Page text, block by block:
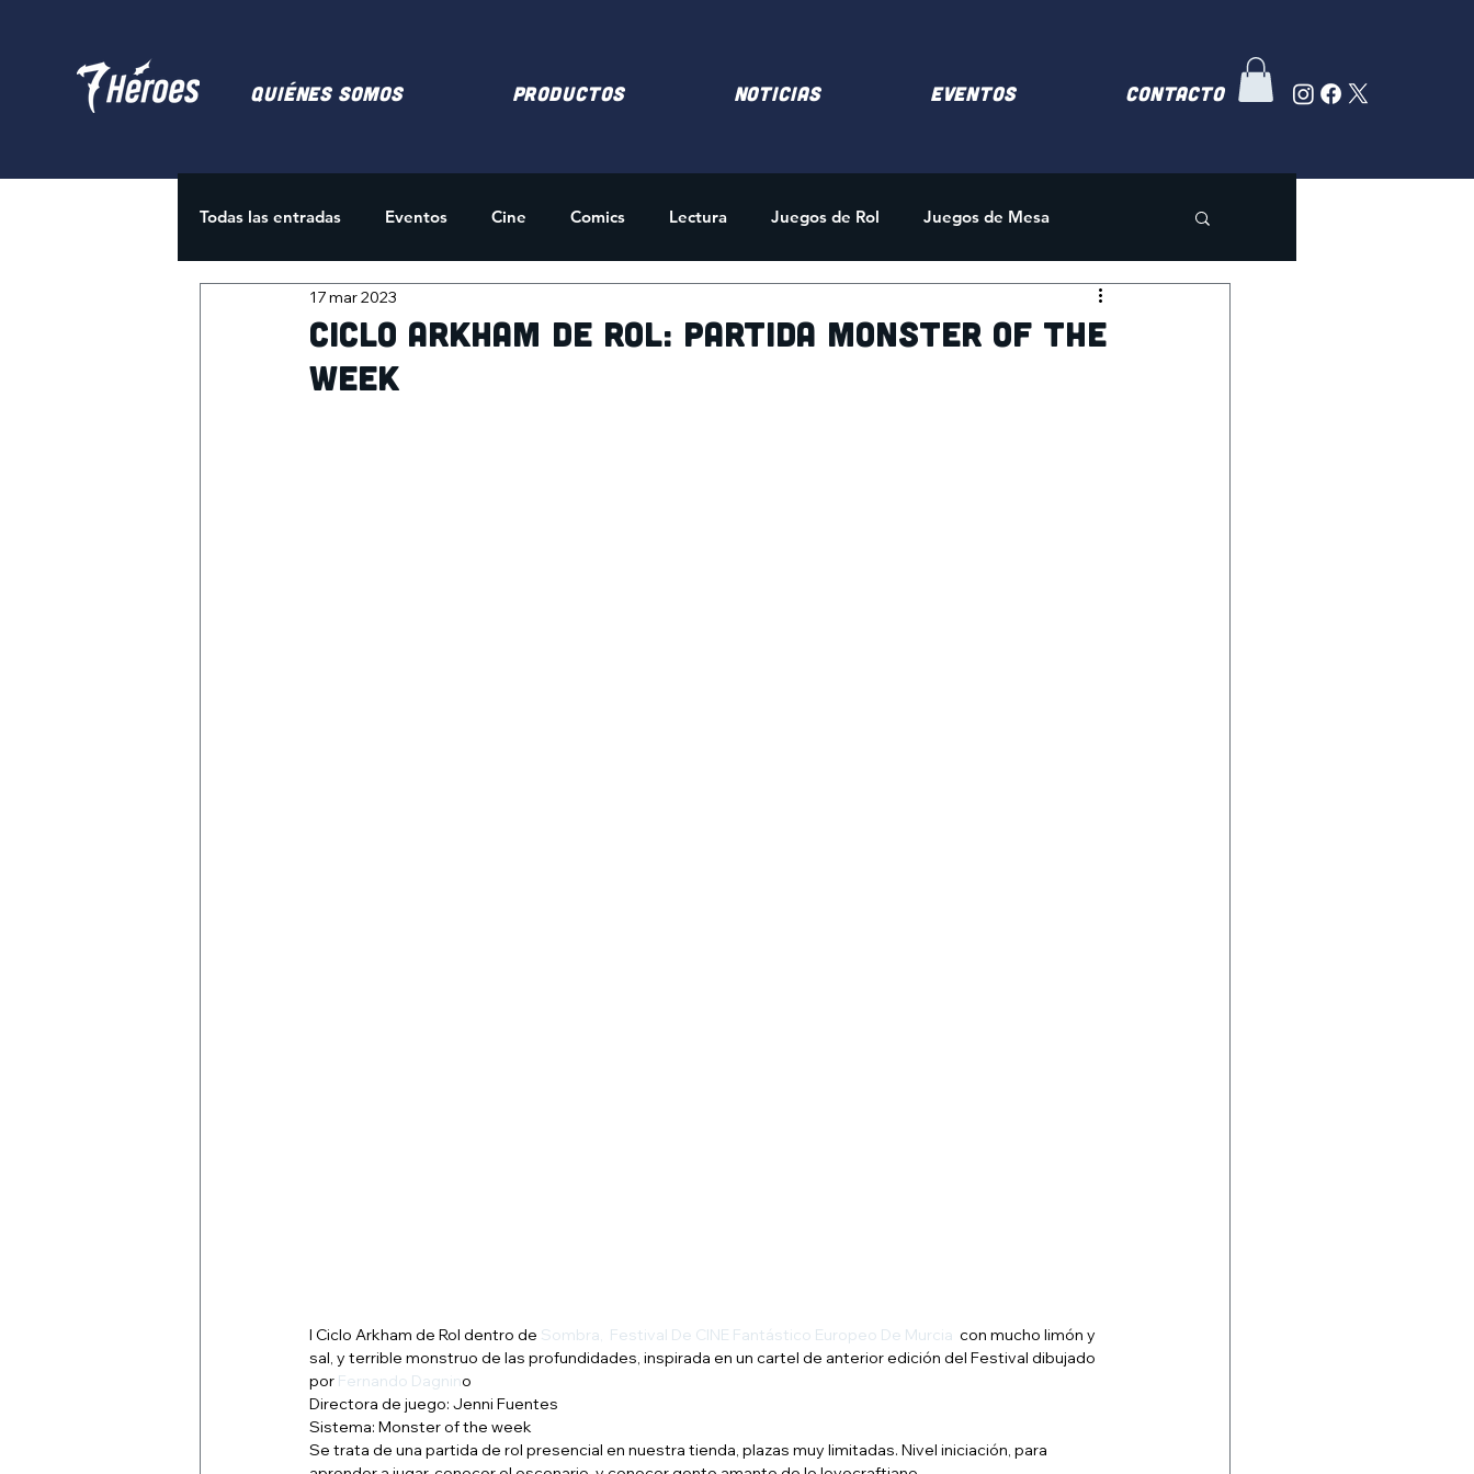
Quiénes somos PRODUCTOS NOTICIAS EVENTOS Contacto
Todas las entradas Eventos Cine Comics Lectura Juegos de Rol Juegos de Mesa
Juegos de Cartas
Ciclo Arkham de rol: Partida Monster of the
Week
17 mar 2023
I Ciclo Arkham de Rol dentro de Sombra,  Festival De CINE Fantástico Europeo De Murcia
  con mucho limón y
sal, y terrible monstruo de las profundidades, inspirada en un cartel de anterior edición del Festival dibujado
por Fernando Dagnino
Directora de juego: Jenni Fuentes
Sistema: Monster of the week
Se trata de una partida de rol presencial en nuestra tienda, plazas muy limitadas. Nivel iniciación, para